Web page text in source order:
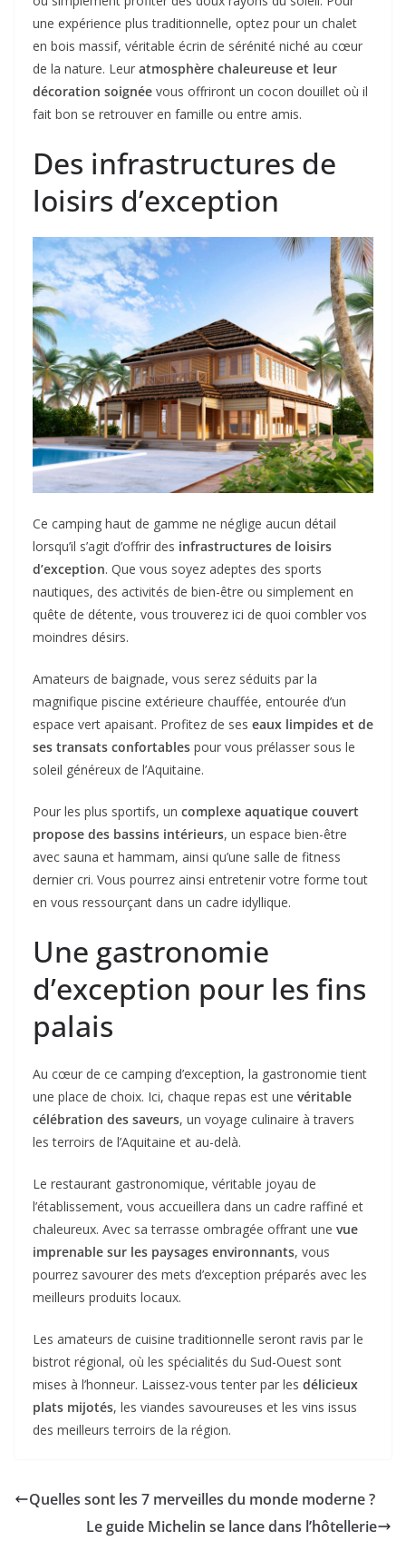
une expérience plus traditionnelle, optez pour un chalet
en bois massif, véritable écrin de sérénité niché au cœur
de la nature. Leur atmosphère chaleureuse et leur
décoration soignée vous offriront un cocon douillet où il
fait bon se retrouver en famille ou entre amis.
Des infrastructures de
loisirs d’exception
Ce camping haut de gamme ne néglige aucun détail
lorsqu’il s’agit d’offrir des infrastructures de loisirs
d’exception. Que vous soyez adeptes des sports
nautiques, des activités de bien-être ou simplement en
quête de détente, vous trouverez ici de quoi combler vos
moindres désirs.
Amateurs de baignade, vous serez séduits par la
magnifique piscine extérieure chauffée, entourée d’un
espace vert apaisant. Profitez de ses eaux limpides et de
ses transats confortables pour vous prélasser sous le
soleil généreux de l’Aquitaine.
Pour les plus sportifs, un complexe aquatique couvert
propose des bassins intérieurs, un espace bien-être
avec sauna et hammam, ainsi qu’une salle de fitness
dernier cri. Vous pourrez ainsi entretenir votre forme tout
en vous ressourçant dans un cadre idyllique.
Une gastronomie
d’exception pour les fins
palais
Au cœur de ce camping d’exception, la gastronomie tient
une place de choix. Ici, chaque repas est une véritable
célébration des saveurs, un voyage culinaire à travers
les terroirs de l’Aquitaine et au-delà.
Le restaurant gastronomique, véritable joyau de
l’établissement, vous accueillera dans un cadre raffiné et
chaleureux. Avec sa terrasse ombragée offrant une vue
imprenable sur les paysages environnants, vous
pourrez savourer des mets d’exception préparés avec les
meilleurs produits locaux.
Les amateurs de cuisine traditionnelle seront ravis par le
bistrot régional, où les spécialités du Sud-Ouest sont
mises à l’honneur. Laissez-vous tenter par les délicieux
plats mijotés, les viandes savoureuses et les vins issus
des meilleurs terroirs de la région.
Quelles sont les 7 merveilles du monde moderne ?
Le guide Michelin se lance dans l’hôtellerie